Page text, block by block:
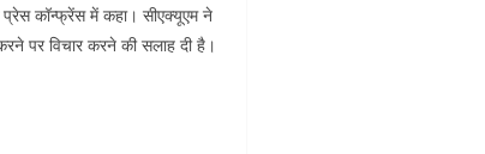
कॉन्फ्रेंस में कहा। सीएक्यूएम ने
पर विचार करने की सलाह दी है।